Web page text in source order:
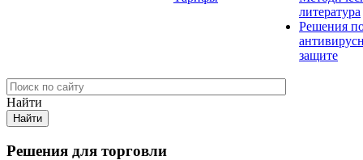
литература
Решения
защите
Найти
Решения для торговли